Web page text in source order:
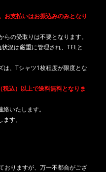
お支払いはお振込みのみとなり
らの受取りは不要となります。
況は厳重に管理され、TELと
、Tシャツ1枚程度が限度とな
込）以上で送料無料となりま
いたします。
す。
おりますが、万一不都合がござ